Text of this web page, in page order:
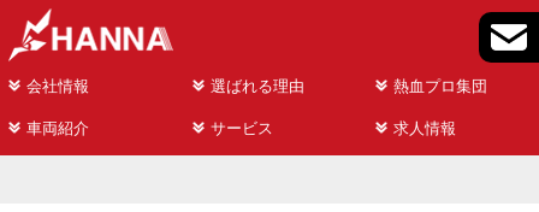
会社情報 選ばれる理由 熱血プロ集団
車両紹介 サービス 求人情報